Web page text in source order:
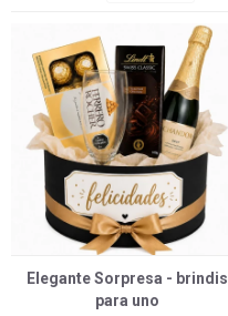
Elegante Sorpresa - brindis
para uno